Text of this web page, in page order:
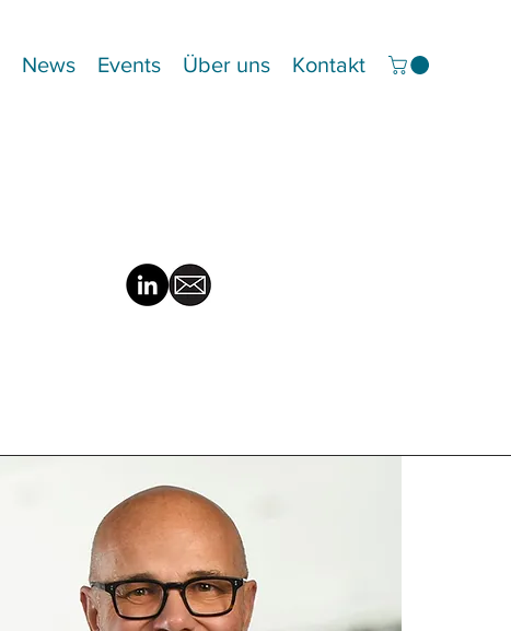
News Events Über uns Kontakt